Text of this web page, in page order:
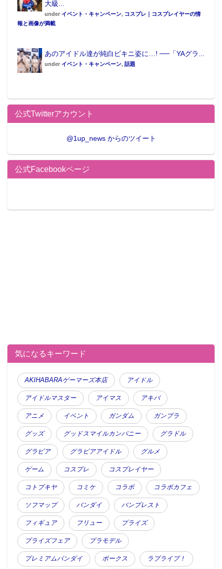
この記事が気に入ったらフォローしよう
大級...
under イベント・キャンペーン, コスプレ｜コスプレイヤーの情
報と画像が満載
あのアイドル達が純白ビキニ姿に…! ──「YAグラ...
under イベント・キャンペーン, 話題
公式Twitterアカウント
@1up_news からのツイート
公式Facebookページ
気になるキーワード
AKIHABARAゲーマーズ本店 アイドル
アイドルマスター アイマス アキバ
アニメ イベント ガンダム ガンプラ
グッズ グッドスマイルカンパニー グラドル
グラビア グラビアアイドル グルメ
ゲーム コスプレ コスプレイヤー
コトブキヤ コミケ コラボ コラボカフェ
ソフマップ バンダイ バンプレスト
フィギュア フリュー プライズ
プライズフェア プラモデル
プレミアムバンダイ ボークス ラブライブ！